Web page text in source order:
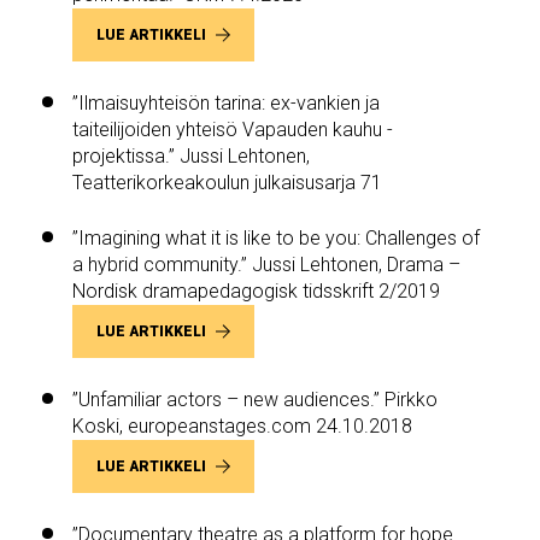
LUE ARTIKKELI
”Ilmaisuyhteisön tarina: ex-vankien ja
taiteilijoiden yhteisö Vapauden kauhu -
projektissa.” Jussi Lehtonen,
Teatterikorkeakoulun julkaisusarja 71
”Imagining what it is like to be you: Challenges of
a hybrid community.” Jussi Lehtonen, Drama –
Nordisk dramapedagogisk tidsskrift 2/2019
LUE ARTIKKELI
”Unfamiliar actors – new audiences.” Pirkko
Koski, europeanstages.com 24.10.2018
LUE ARTIKKELI
”Documentary theatre as a platform for hope